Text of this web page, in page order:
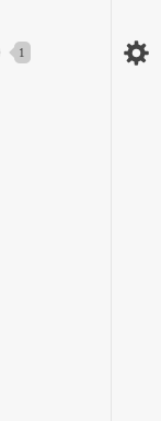
1
俺じゃない。